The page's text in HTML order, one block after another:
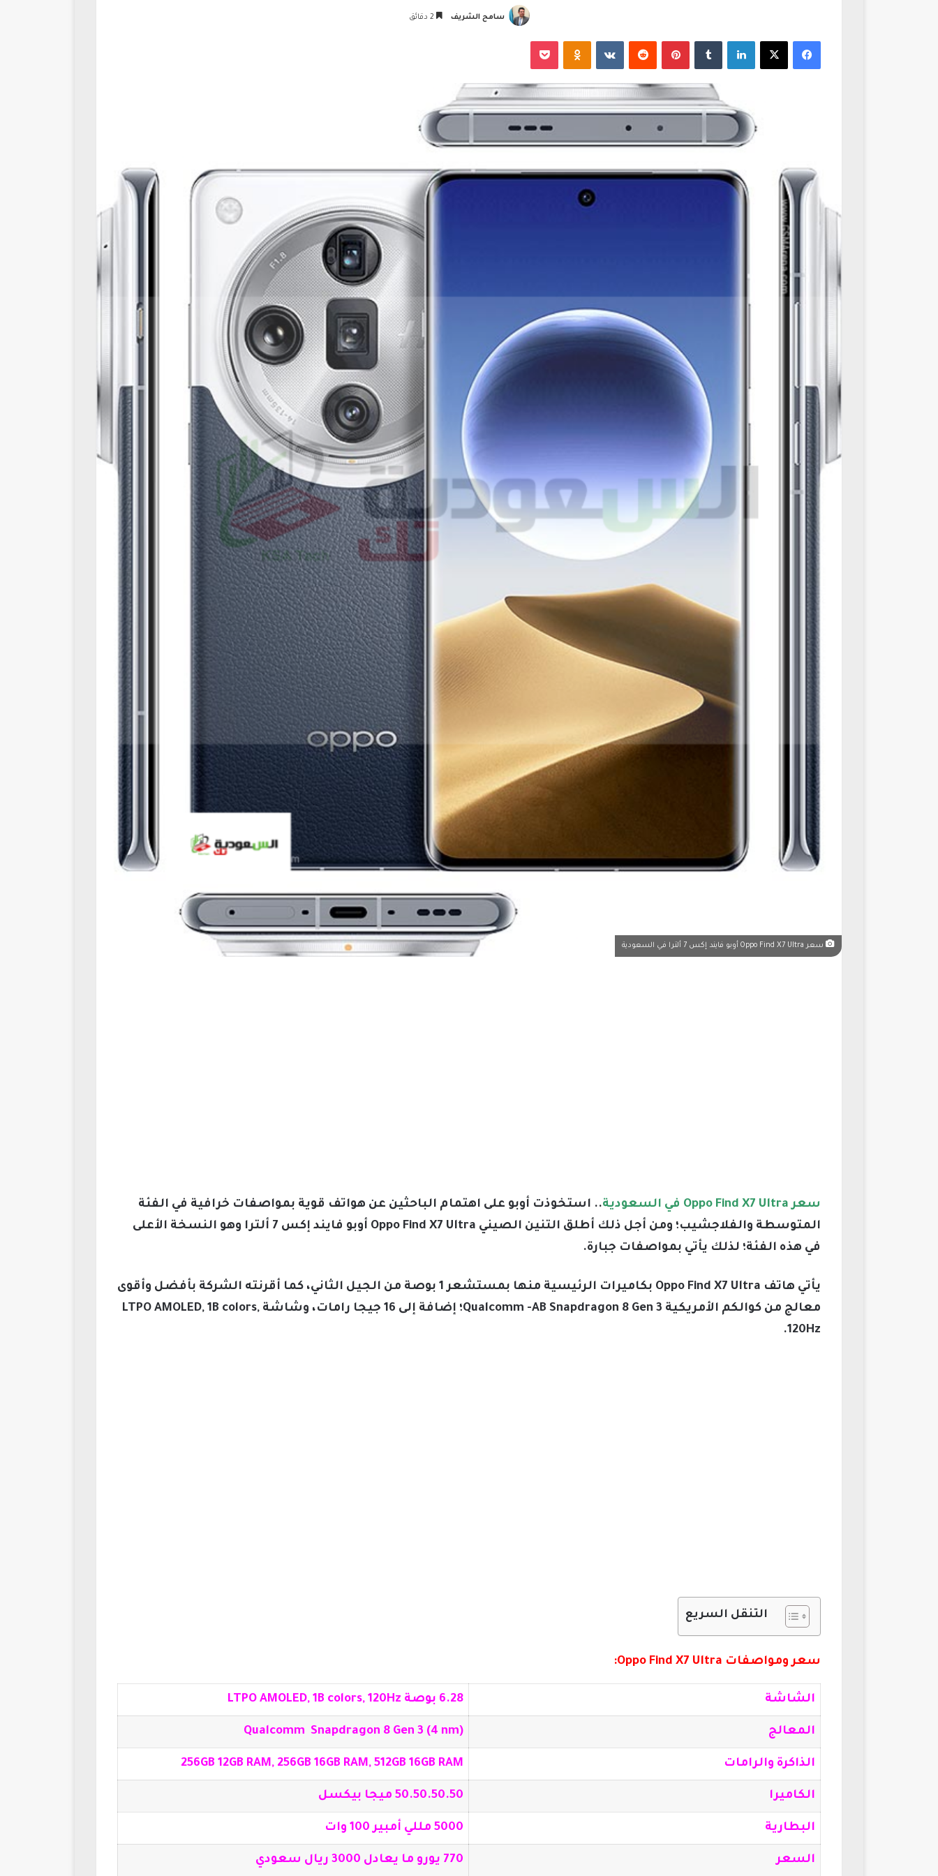
سامح الشريف
فيسبوك لينكدإن بينتيريست
سعر Oppo Find X7 Ultra أوبو فايند إكس 7 ألترا في السعودية
سعر Oppo Find X7 Ultra في السعودية
.. استخوذت أوبو على اهتمام الباحثين عن هواتف قوية بمواصفات خرافية في الفئة
المتوسطة والفلاجشيب؛ ومن أجل ذلك أطلق التنين الصيني Oppo Find X7 Ultra أوبو فايند إكس 7 ألترا وهو النسخة الأعلى
في هذه الفئة؛ لذلك يأتي بمواصفات جبارة.
يأتي هاتف Oppo Find X7 Ultra بكاميرات الرئيسية منها بمستشعر 1 بوصة من الجيل الثاني، كما أقرنته الشركة بأفضل وأقوى
معالج من كوالكم الأمريكية Qualcomm -AB Snapdragon 8 Gen 3؛ إضافة إلى 16 جيجا رامات، وشاشة LTPO AMOLED, 1B colors,
120Hz.
التنقل السريع
سعر ومواصفات Oppo Find X7 Ultra:
الشاشة 6.28 بوصة LTPO AMOLED, 1B colors, 120Hz
المعالج Qualcomm Snapdragon 8 Gen 3 (4 nm)
الذاكرة والرامات 256GB 12GB RAM, 256GB 16GB RAM, 512GB 16GB RAM
الكاميرا 50.50.50.50 ميجا بيكسل
البطارية 5000 مللي أمبير 100 وات
السعر 770 يورو ما يعادل 3000 ريال سعودي